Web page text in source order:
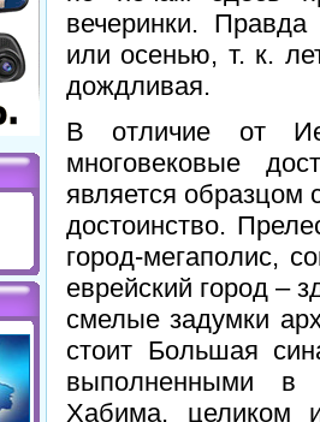
вечеринки.
или осенью, т. к.
дождливая.
В отличие от
многовековые
является образцом
достоинство.
город-мегаполис,
еврейский город –
смелые задумки
стоит Большая
выполненными в
Хабима, целиком